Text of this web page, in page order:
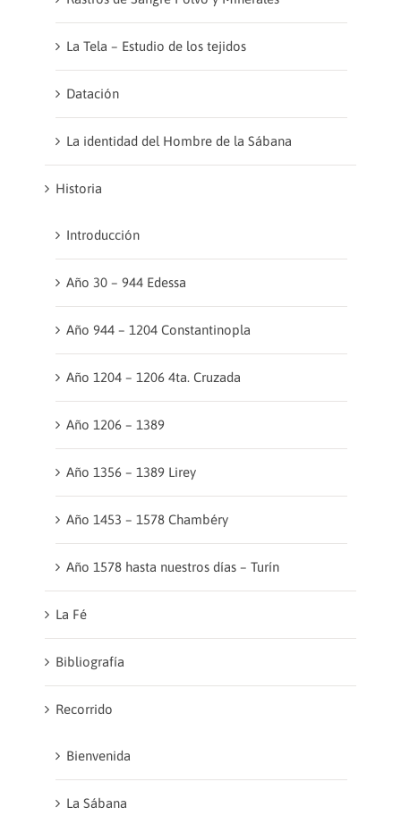
La Tela – Estudio de los tejidos
Datación
La identidad del Hombre de la Sábana
Historia
Introducción
Año 30 – 944 Edessa
Año 944 – 1204 Constantinopla
Año 1204 – 1206 4ta. Cruzada
Año 1206 – 1389
Año 1356 – 1389 Lirey
Año 1453 – 1578 Chambéry
Año 1578 hasta nuestros días – Turín
La Fé
Bibliografía
Recorrido
Bienvenida
La Sábana